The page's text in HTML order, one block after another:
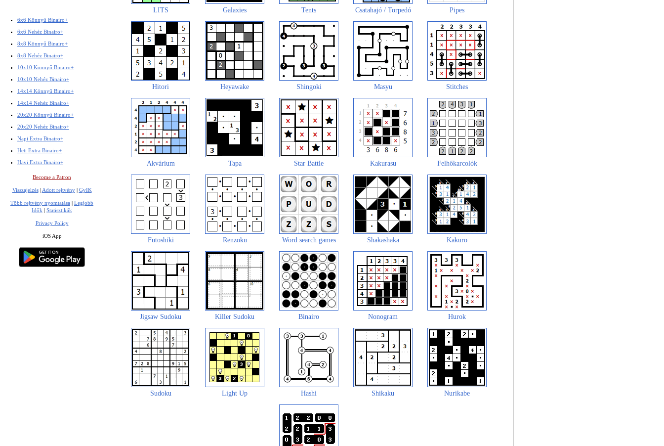
6x6 Könnyű Binairo+
6x6 Nehéz Binairo+
8x8 Könnyű Binairo+
8x8 Nehéz Binairo+
10x10 Könnyű Binairo+
10x10 Nehéz Binairo+
14x14 Könnyű Binairo+
14x14 Nehéz Binairo+
20x20 Könnyű Binairo+
20x20 Nehéz Binairo+
Napi Extra Binairo+
Heti Extra Binairo+
Havi Extra Binairo+
Become a Patron
Visszajelzés| Adott rejtvény| GyIK
Több rejtvény nyomtatása | Legjobb
Idők | Statisztikák
Privacy Policy
iOS App
LITS Galaxies Tents Csatahajó / Torpedó Pipes
Hitori Heyawake Shingoki Masyu Stitches
Akvárium Tapa Star Battle Kakurasu Felhőkarcolók
Futoshiki Renzoku Word search games Shakashaka Kakuro
Jigsaw Sudoku Killer Sudoku Binairo Nonogram Hurok
Sudoku Light Up Hashi Shikaku Nurikabe